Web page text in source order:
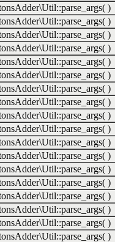
)
)
)
)
)
)
)
)
)
)
)
)
)
)
)
)
)
)